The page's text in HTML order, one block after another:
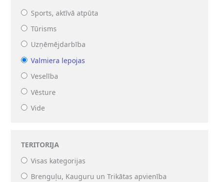
Sports, aktīvā atpūta
Tūrisms
Uzņēmējdarbība
Valmiera lepojas
Veselība
Vēsture
Vide
TERITORIJA
Visas kategorijas
Brenguļu, Kauguru un Trikātas apvienība